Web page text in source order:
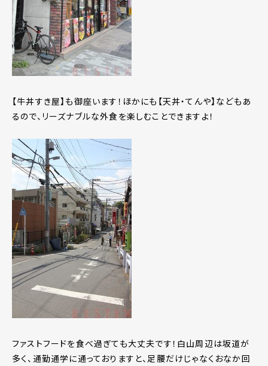
【牛丼すき屋】も御座います！ほかにも【天丼・てんや】などもあ
るので、リーズナブルな外食を楽しむことできますよ！
ファストフードを食べ過ぎても大丈夫です！白山周辺は坂道が
多く、通勤通学に通っておりますと、足腰だけじゃなくおなか回